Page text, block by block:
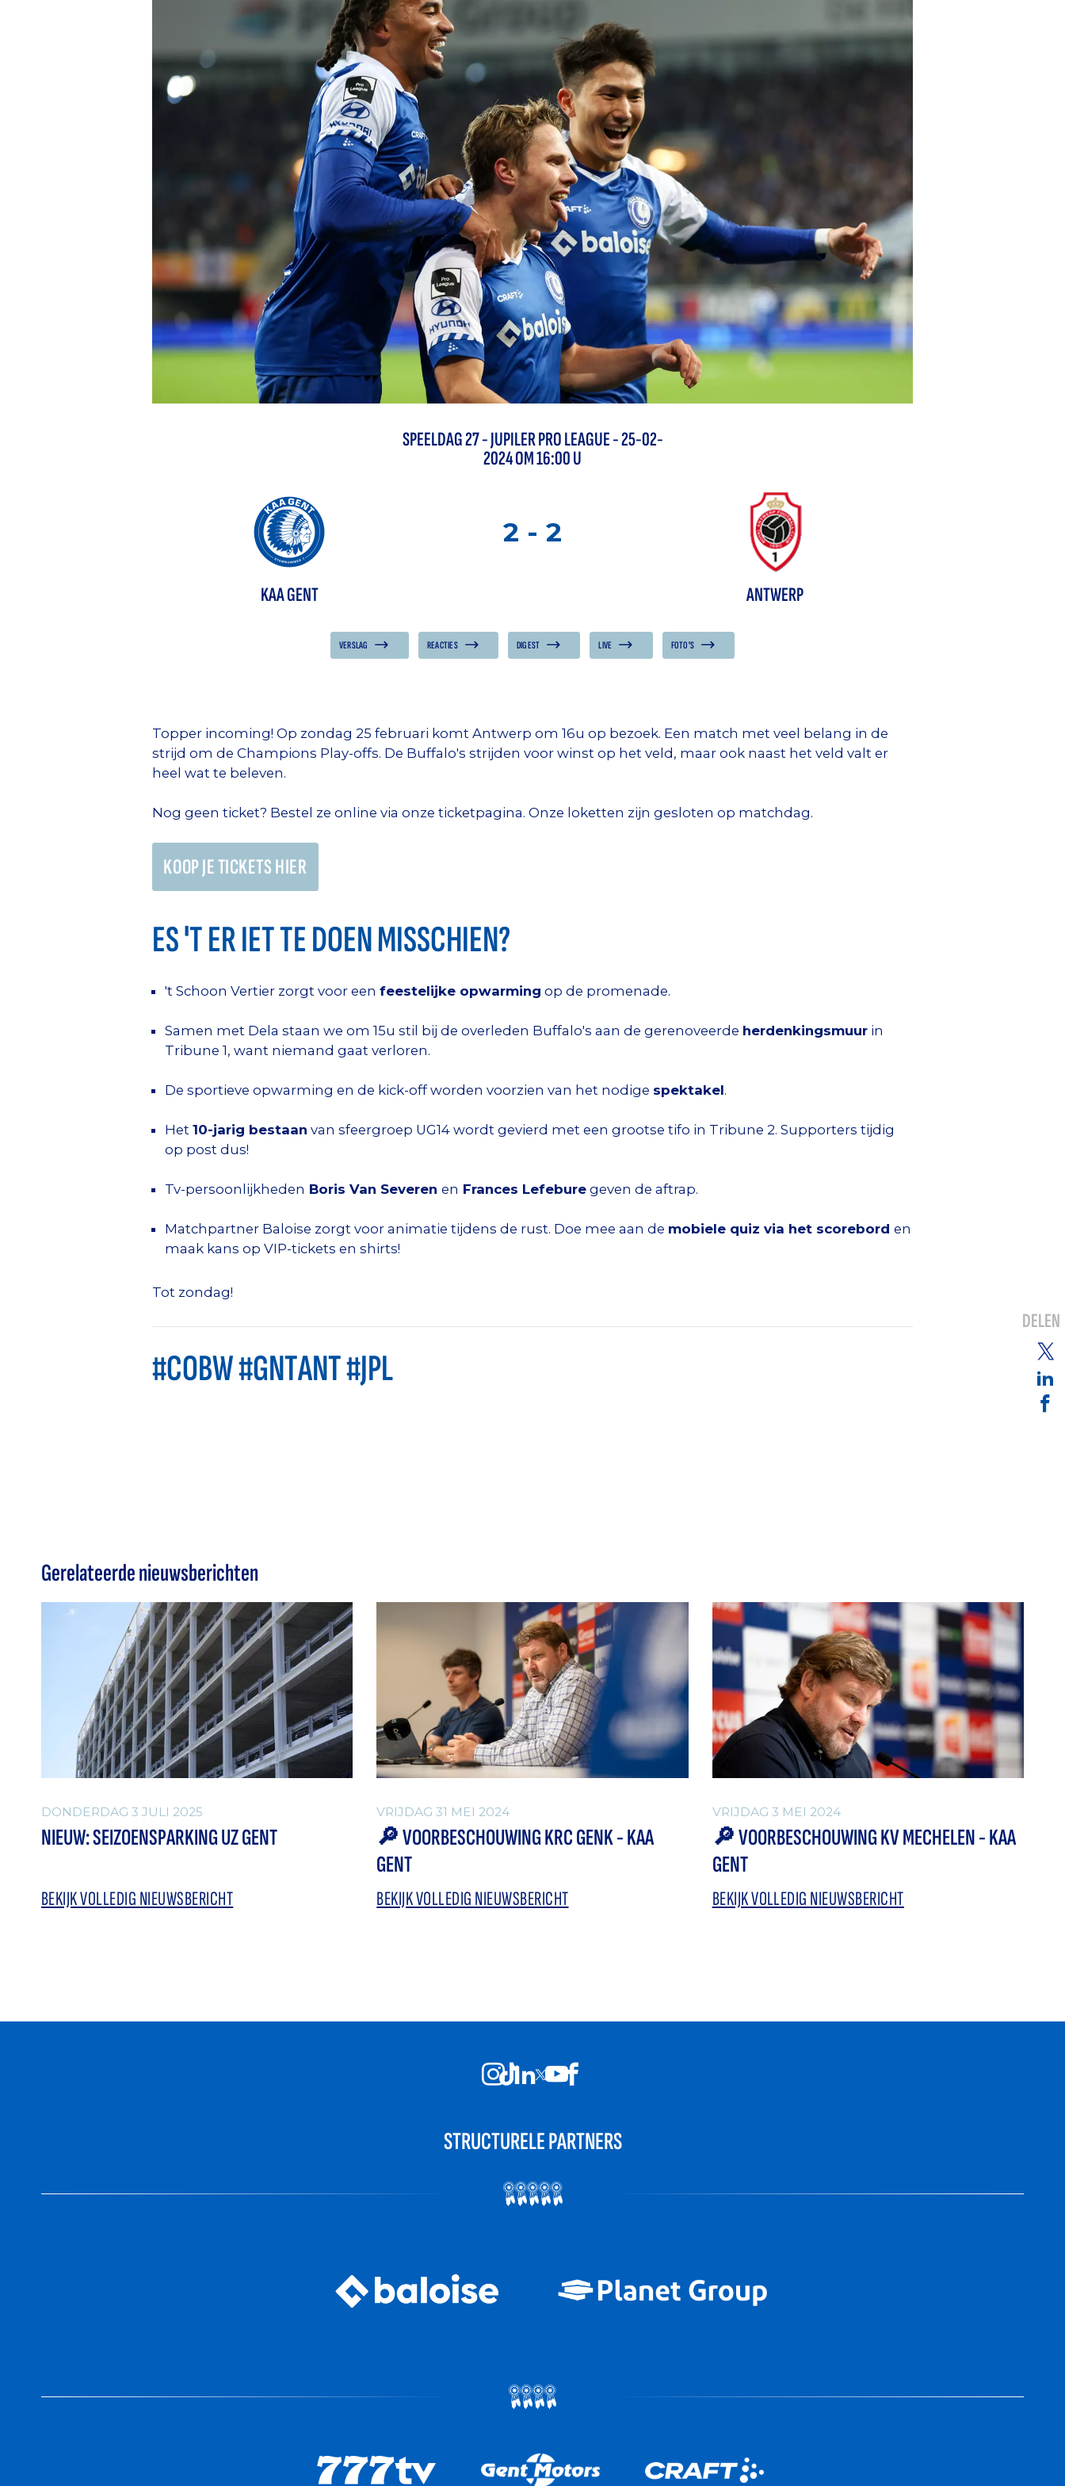
SPEELDAG27-JUPILER PRO LEAGUE- 25-02-
2024 OM 16:00 U
2 - 2
KAA GENT ANTWERP
VERSLAG REACTIES DIGEST LIVE FOTO'S
Topper incoming! Op zondag 25 februari komt Antwerp om 16u op bezoek. Een match met veel belang in de
strijd om de Champions Play-offs. De Buffalo's strijden voor winst op het veld, maar ook naast het veld valt er
heel wat te beleven.
Nog geen ticket? Bestel ze online via onze ticketpagina. Onze loketten zijn gesloten op matchdag.
KOOP JE TICKETS HIER
ES 'T ER IET TE DOEN MISSCHIEN?
't Schoon Vertier zorgt voor een feestelijke opwarming op de promenade.
Samen met Dela staan we om 15u stil bij de overleden Buffalo's aan de gerenoveerde herdenkingsmuur in
Tribune 1, want niemand gaat verloren.
De sportieve opwarming en de kick-off worden voorzien van het nodige spektakel.
Het 10-jarig bestaan van sfeergroep UG14 wordt gevierd met een grootse tifo in Tribune 2. Supporters tijdig
op post dus!
Tv-persoonlijkheden Boris Van Severen en Frances Lefebure geven de aftrap.
Matchpartner Baloise zorgt voor animatie tijdens de rust. Doe mee aan de mobiele quiz via het scorebord en
maak kans op VIP-tickets en shirts!
Tot zondag!
#COBW #GNTANT #JPL
Gerelateerde nieuwsberichten
DONDERDAG 3 JULI 2025
NIEUW: SEIZOENSPARKING UZ GENT
BEKIJK VOLLEDIG NIEUWSBERICHT
VRIJDAG 31 MEI 2024
🔎 VOORBESCHOUWING KRC GENK - KAA
GENT
BEKIJK VOLLEDIG NIEUWSBERICHT
VRIJDAG 3 MEI 2024
🔎 VOORBESCHOUWING KV MECHELEN - KAA
GENT
BEKIJK VOLLEDIG NIEUWSBERICHT
DELEN
STRUCTURELE PARTNERS